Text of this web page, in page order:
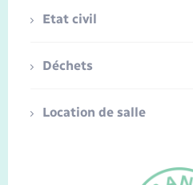
Etat civil
Déchets
Location de salle